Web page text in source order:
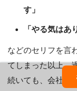
す」
「やる気はあ
などのセリフを言
てしまった以上、
続いても、会社の